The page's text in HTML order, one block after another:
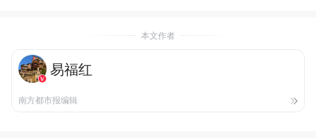
本文作者
易福红
南方都市报编辑